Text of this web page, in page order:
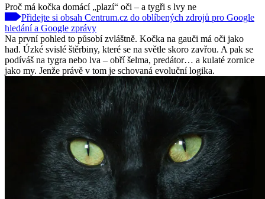
Proč má kočka domácí „plazí“ oči – a tygři s lvy ne
Přidejte si obsah Centrum.cz do oblíbených zdrojů pro Google
hledání a Google zprávy
Na první pohled to působí zvláštně. Kočka na gauči má oči jako
had. Úzké svislé štěrbiny, které se na světle skoro zavřou. A pak se
podíváš na tygra nebo lva – obří šelma, predátor… a kulaté zornice
jako my. Jenže právě v tom je schovaná evoluční logika.